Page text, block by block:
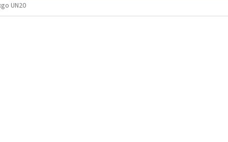
UN20